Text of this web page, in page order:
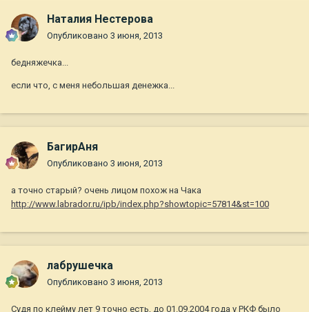
Наталия Нестерова
Опубликовано 3 июня, 2013
бедняжечка...
если что, с меня небольшая денежка...
БагирАня
Опубликовано 3 июня, 2013
а точно старый? очень лицом похож на Чака
http://www.labrador.ru/ipb/index.php?showtopic=57814&st=100
лабрушечка
Опубликовано 3 июня, 2013
Судя по клейму лет 9 точно есть, до 01.09.2004 года у РКФ было